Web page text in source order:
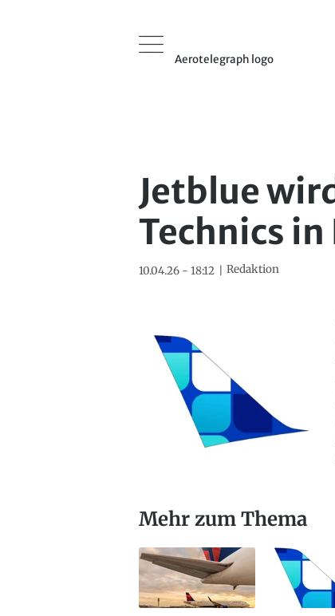
Aerotelegraph logo
Jetblue
Technics in
10.04.26 - 18:12 Redaktion
Mehr zum Thema